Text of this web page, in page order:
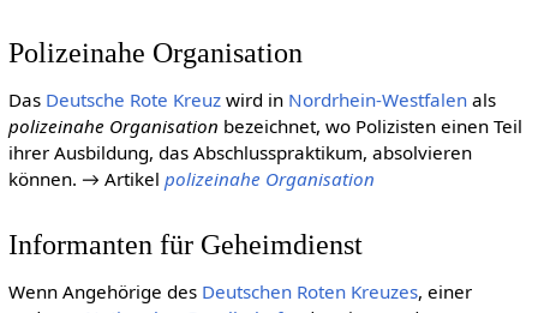
Polizeinahe Organisation
Das Deut­sche Rote Kreuzwird in Nordrhein-Westfalenals
polizeinahe Organisation bezeichnet, wo Polizisten einen Teil
ihrer Ausbildung, das Abschlusspraktikum, absolvieren
können. → Artikel polizeinahe Organisation
Informanten für Geheimdienst
Wenn Angehörige des Deut­schen Roten Kreu­zes, einer